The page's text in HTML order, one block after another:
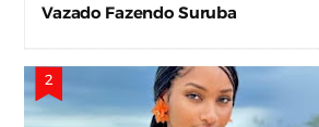
Vazado Fazendo Suruba